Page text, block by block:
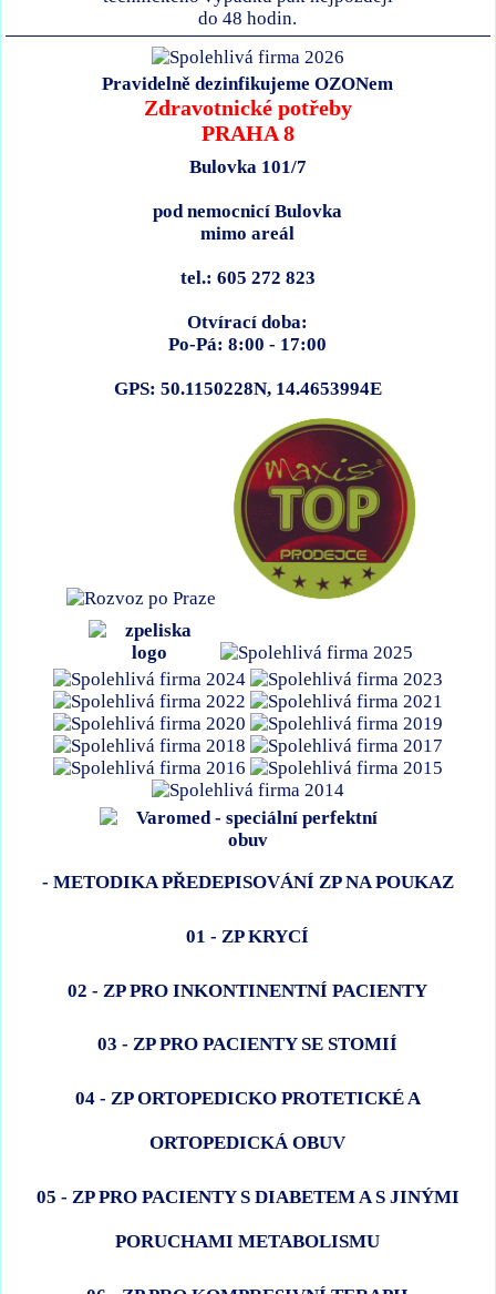
do 48 hodin.
Pravidelně dezinfikujeme OZONem
Zdravotnické potřeby
PRAHA 8
Bulovka 101/7
pod nemocnicí Bulovka
mimo areál
tel.: 605 272 823
Otvírací doba:
Po-Pá: 8:00 - 17:00
GPS: 50.1150228N, 14.4653994E
- METODIKA PŘEDEPISOVÁNÍ ZP NA POUKAZ
01 - ZP KRYCÍ
02 - ZP PRO INKONTINENTNÍ PACIENTY
03 - ZP PRO PACIENTY SE STOMIÍ
04 - ZP ORTOPEDICKO PROTETICKÉ A
ORTOPEDICKÁ OBUV
05 - ZP PRO PACIENTY S DIABETEM A S JINÝMI
PORUCHAMI METABOLISMU